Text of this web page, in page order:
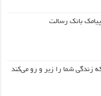
بانک رسالت
شما را زیر و رو می‌کند